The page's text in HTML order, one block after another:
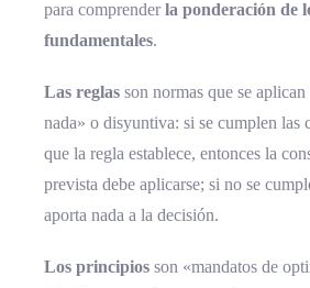
para comprenderla ponderación de
fundamentales.
Las reglas son normas que se
nada» o disyuntiva: si se cumplen las
que la regla establece, entonces la
prevista debe aplicarse; si no se
aporta nada a la decisión.
Los principios son «mandatos de